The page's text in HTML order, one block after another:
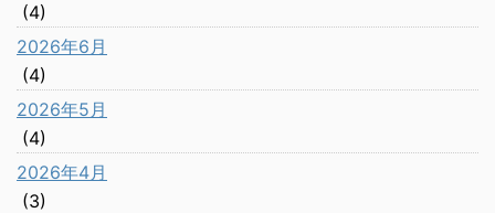
(4)
2026年6月
(4)
2026年5月
(4)
2026年4月
(3)